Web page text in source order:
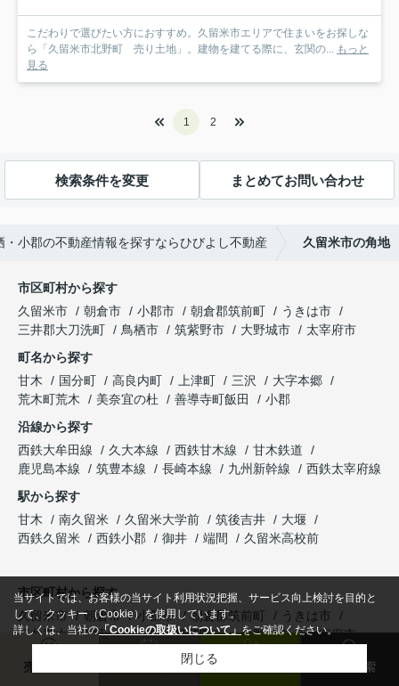
こだわりで選びたい方におすすめ。久留米市エリアで住まいをお探しな
ら「久留米市北野町 売り土地」。建物を建てる際に、玄関の... もっと
見る
1 2
検索条件を変更 まとめてお問い合わせ
・小郡の不動産情報を探すならひびよし不動産 久留米市の角地
市区町村から探す
久留米市
朝倉市 小郡市 朝倉郡筑前町
うきは市
三井郡大刀洗町
鳥栖市 筑紫野市 大野城市
太宰府市
町名から探す
甘木
国分町 高良内町 上津町 三沢
大字本郷
荒木町荒木
美奈宜の杜 善導寺町飯田
小郡
沿線から探す
西鉄大牟田線
久大本線 西鉄甘木線
甘木鉄道
鹿児島本線
筑豊本線 長崎本線 九州新幹線
西鉄太宰府線
駅から探す
甘木
南久留米 久留米大学前 筑後吉井
大堰
西鉄久留米
西鉄小郡 御井 端間 久留米高校前
市区町村から探す
久留米市
朝倉市 小郡市 朝倉郡筑前町
うきは市
三井郡大刀洗町
鳥栖市 筑紫野市 大野城市
太宰府市
町名から探す
売却査定 物件検索
当サイトでは、お客様の当サイト利用状況把握、サービス向上検討を目的と
して、クッキー（Cookie）を使用しています。
詳しくは、当社の「Cookieの取扱いについて」をご確認ください。
閉じる